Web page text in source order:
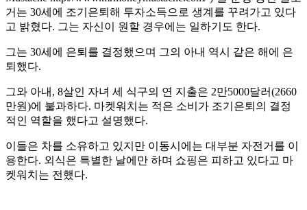
거는 30세에 조기은퇴해 투자소득으로 생계를 꾸려가고 있다
고 밝혔다. 그는 자신이 원할 경우에는 일하기도 한다.
그는 30세에 은퇴를 결정했으며 그의 아내 역시 같은 해에 은
퇴했다.
그와 아내, 8살인 자녀 세 식구의 연 지출은 2만5000달러(2660
만원)에 불과하다. 마켓워치는 적은 소비가 조기은퇴의 결정
적인 역할을 했다고 설명했다.
이들은 차를 소유하고 있지만 이동시에는 대부분 자전거를 이
용한다. 외식은 특별한 날에만 하며 쇼핑은 피하고 있다고 마
켓워치는 전했다.